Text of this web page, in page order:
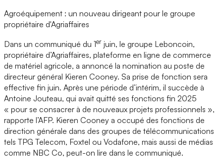
Agroéquipement : un nouveau dirigeant pour le groupe
propriétaire d'Agriaffaires
Dans un communiqué du 1er juin, le groupe Leboncoin,
propriétaire d’Agriaffaires, plateforme en ligne de commerce
de matériel agricole, a annoncé la nomination au poste de
directeur général Kieren Cooney. Sa prise de fonction sera
effective fin juin. Après une période d’intérim, il succède à
Antoine Jouteau, qui avait quitté ses fonctions fin 2025
« pour se consacrer à de nouveaux projets professionnels »,
rapporte l’AFP. Kieren Cooney a occupé des fonctions de
direction générale dans des groupes de télécommunications
tels TPG Telecom, Foxtel ou Vodafone, mais aussi de médias
comme NBC Co, peut-on lire dans le communiqué.